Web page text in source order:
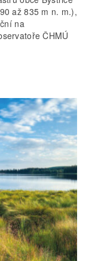
až 835 m n. m.),
na
ČHMÚ